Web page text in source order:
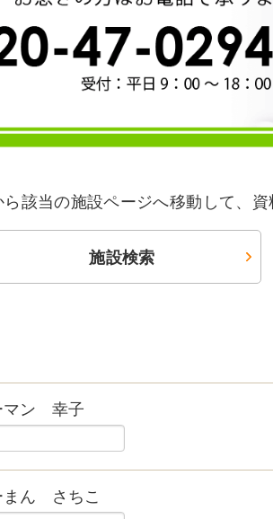
該当の施設ページへ移動して、資
施設検索
マン 幸子
まん さちこ